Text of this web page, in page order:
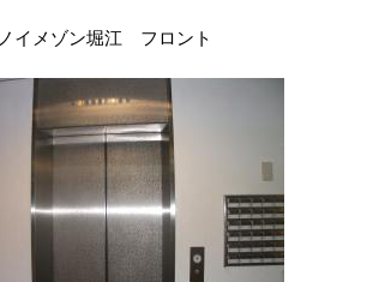
ノイメゾン堀江 フロント